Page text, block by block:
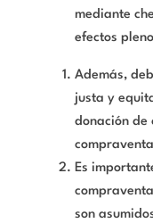
mediante
efectos
Además,
justa y
donación de
Es
son